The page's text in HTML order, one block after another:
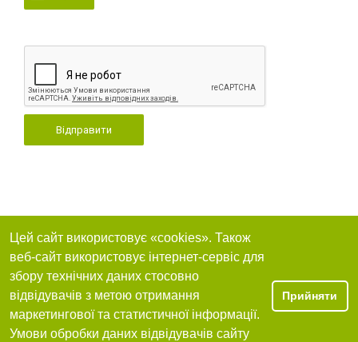
Відправити
Цей сайт використовує «cookies». Також
веб-сайт використовує інтернет-сервіс для
збору технічних даних стосовно
відвідувачів з метою отримання
маркетингової та статистичної інформації.
Умови обробки даних відвідувачів сайту
Прийняти